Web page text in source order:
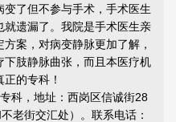
了但不参与手术，手术医生
就遗漏了。我院是手术医生亲
案，对病变静脉更加了解，
肢静脉曲张，而且本医疗机
的专科！
，地址：西岗区信诚街28
老街交汇处）。联系电话：